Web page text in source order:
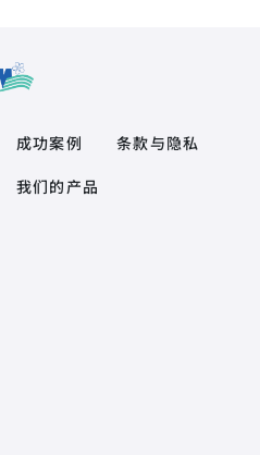
Product Quick Links
成功案例
我们的产品
Footer Policy
条款与隐私